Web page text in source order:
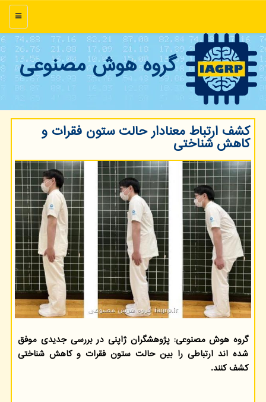
منو
گروه هوش مصنوعی
کشف ارتباط معنادار حالت ستون فقرات و
کاهش شناختی
گروه هوش مصنوعی: پژوهشگران ژاپنی در بررسی جدیدی موفق
شده اند ارتباطی را بین حالت ستون فقرات و کاهش شناختی
کشف کنند.